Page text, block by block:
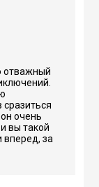
отважный
очень
вы такой
вперед, за